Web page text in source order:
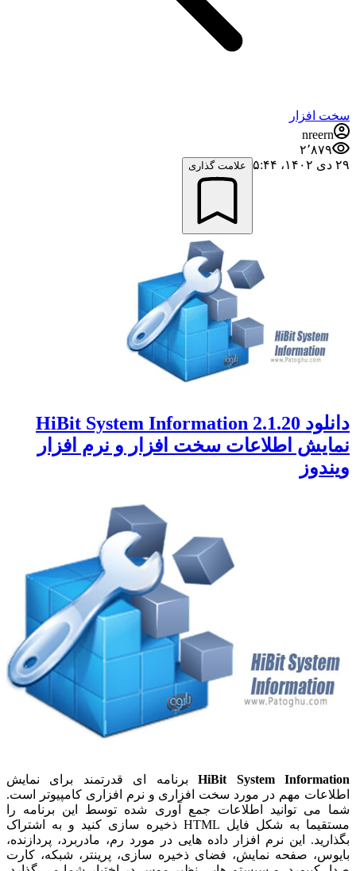
سخت افزار
nreern
۲٬۸۷۹
۲۹ دی ۱۴۰۲،‏ ۵:۴۴
علامت گذاری
دانلود HiBit System Information 2.1.20
نمایش اطلاعات سخت افزار و نرم افزار
ویندوز
HiBit System Informationبرنامه ای قدرتمند برای نمایش
اطلاعات مهم در مورد سخت افزاری و نرم افزاری کامپیوتر است.
شما می توانید اطلاعات جمع آوری شده توسط این برنامه را
مستقیما به شکل فایل HTML ذخیره سازی کنید و به اشتراک
بگذارید. این نرم افزار داده هایی در مورد رم، مادربرد، پردازنده،
بایوس، صفحه نمایش، فضای ذخیره سازی، پرینتر، شبکه، کارت